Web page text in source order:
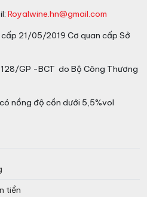
độ mát (từ 8-12°C). Điều
tối đa những hương vị tinh tế
Champagne Grand Cru.
Femme De
có hương vị phức tạp và
nghiệm đa chiều trên vòm
đặc điểm hương vị thường
De Champagne:
Femme De
một hương vị bánh ngọt,
Royalwine.hn@gmail.com
21/05/2019 Cơ quan cấp Sở
GP -BCT do Bộ Công Thương
nồng độ cồn dưới 5,5%vol
tiền